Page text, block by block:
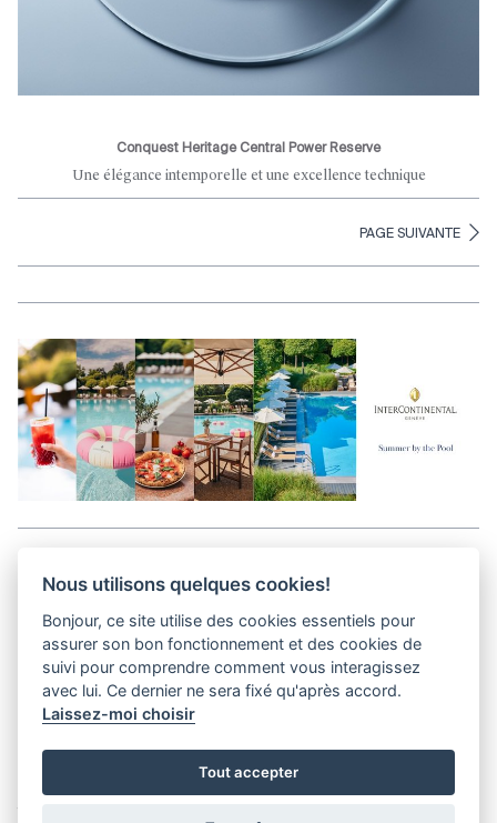
Conquest Heritage Central Power Reserve
Une élégance intemporelle et une excellence technique
PAGE SUIVANTE
Kits médias
Confidentialité
Pl. de la Palud 23
Tel : +41 (21) 312 41 41
Nous utilisons quelques cookies!
Bonjour, ce site utilise des cookies essentiels pour
assurer son bon fonctionnement et des cookies de
suivi pour comprendre comment vous interagissez
avec lui. Ce dernier ne sera fixé qu'après accord.
Laissez-moi choisir
Tout accepter